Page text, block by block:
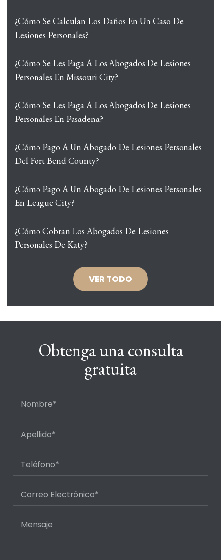
¿Cómo Se Calculan Los Daños En Un Caso De
Lesiones Personales?
¿Cómo Se Les Paga A Los Abogados De Lesiones
Personales En Missouri City?
¿Cómo Se Les Paga A Los Abogados De Lesiones
Personales En Pasadena?
¿Cómo Pago A Un Abogado De Lesiones Personales
Del Fort Bend County?
¿Cómo Pago A Un Abogado De Lesiones Personales
En League City?
¿Cómo Cobran Los Abogados De Lesiones
Personales De Katy?
VER TODO
Obtenga una consulta
gratuita